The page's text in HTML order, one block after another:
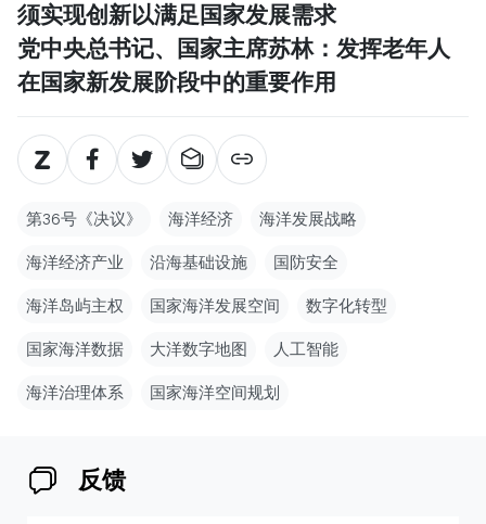
须实现创新以满足国家发展需求
党中央总书记、国家主席苏林：发挥老年人
在国家新发展阶段中的重要作用
第36号《决议》 海洋经济 海洋发展战略
海洋经济产业 沿海基础设施 国防安全
海洋岛屿主权 国家海洋发展空间 数字化转型
国家海洋数据 大洋数字地图 人工智能
海洋治理体系 国家海洋空间规划
反馈